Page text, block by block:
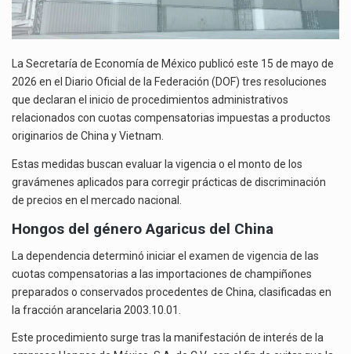
La Secretaría de Economía de México publicó este 15 de mayo de
2026 en el Diario Oficial de la Federación (DOF) tres resoluciones
que declaran el inicio de procedimientos administrativos
relacionados con cuotas compensatorias impuestas a productos
originarios de China y Vietnam.
Estas medidas buscan evaluar la vigencia o el monto de los
gravámenes aplicados para corregir prácticas de discriminación
de precios en el mercado nacional.
Hongos del género Agaricus del China
La dependencia determinó iniciar el examen de vigencia de las
cuotas compensatorias a las importaciones de champiñones
preparados o conservados procedentes de China, clasificadas en
la fracción arancelaria 2003.10.01.
Este procedimiento surge tras la manifestación de interés de la